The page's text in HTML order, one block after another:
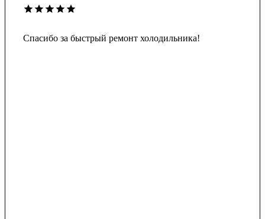
Спасибо за быстрый ремонт холодильника!